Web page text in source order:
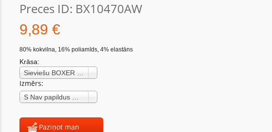
Preces ID: BX10470AW
9,89 €
80% kokvilna, 16% poliamīds, 4% elastāns
Krāsa:
Izmērs:
Paziņot man